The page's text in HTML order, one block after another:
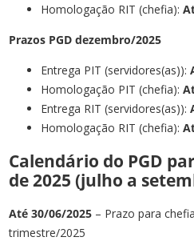
Homologação RIT (chefia):
Prazos PGD dezembro/2025
Entrega PIT (servidores(as)):
Homologação PIT (chefia):
Entrega RIT (servidores(as)):
Homologação RIT (chefia):
Calendário do PGD
de 2025 (julho a
Até 30/06/2025 – Prazo para
trimestre/2025